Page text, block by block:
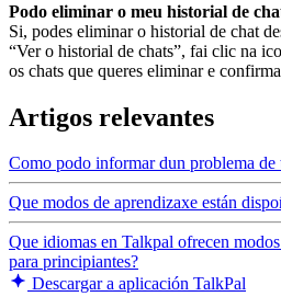
Podo eliminar o meu historial de
Si, podes eliminar o historial de chat
“Ver o historial de chats”, fai clic na
os chats que queres eliminar e
Artigos relevantes
Como podo informar dun problema
Que modos de aprendizaxe están
Que idiomas en Talkpal ofrecen
para principiantes?
Descargar a aplicación TalkPal